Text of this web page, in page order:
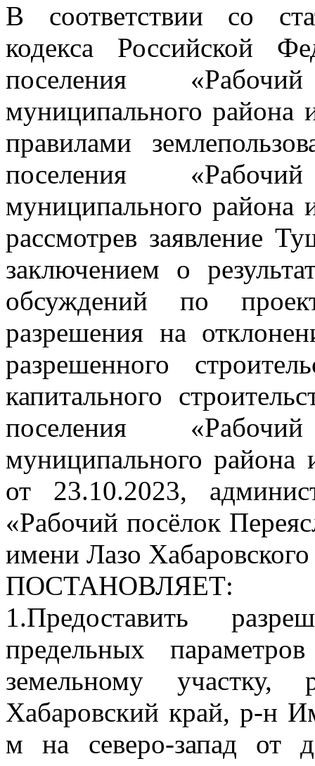
В соответствии со
кодекса Российской
поселения
муниципального района
правилами
поселения
муниципального района
рассмотрев заявление
заключением о
обсуждений по
разрешения на
разрешенного
капитального
поселения
муниципального района
от 23.10.2023,
«Рабочий посёлок
имени Лазо Хабаровского
ПОСТАНОВЛЯЕТ:
1.Предоставить
предельных
земельному участку,
Хабаровский край, р-н
м на северо-запад